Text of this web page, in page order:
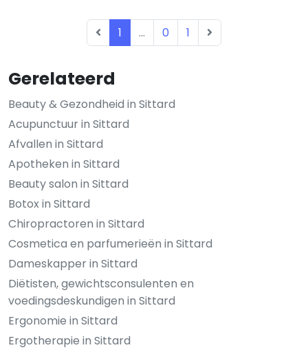
Gerelateerd
Beauty & Gezondheid in Sittard
Acupunctuur in Sittard
Afvallen in Sittard
Apotheken in Sittard
Beauty salon in Sittard
Botox in Sittard
Chiropractoren in Sittard
Cosmetica en parfumerieën in Sittard
Dameskapper in Sittard
Diëtisten, gewichtsconsulenten en
voedingsdeskundigen in Sittard
Ergonomie in Sittard
Ergotherapie in Sittard
1 ... 0 1